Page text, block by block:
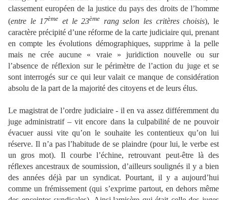
classement européen de la justice du pays des droits de l’homme
(entre le 17ème et le 23ème rang selon les critères choisis), le
caractère précipité d’une réforme de la carte judiciaire qui, prenant
en compte les évolutions démographiques, supprime à la pelle
mais ne crée aucune « vraie » juridiction nouvelle ou sur
l’absence de réflexion sur le périmètre de l’action du juge et se
sont interrogés sur ce qui leur valait ce manque de considération
absolu de la part de la majorité des citoyens et de leurs élus.
Le magistrat de l’ordre judiciaire - il en va assez différemment du
juge administratif – vit encore dans la culpabilité de ne pouvoir
évacuer aussi vite qu’on le souhaite les contentieux qu’on lui
réserve. Il n’a pas l’habitude de se plaindre (pour lui, le verbe est
un gros mot). Il courbe l’échine, retrouvant peut-être là des
réflexes ancestraux de soumission, d’ailleurs soulignés il y a bien
des années déjà par un syndicat. Pourtant, il y a aujourd’hui
comme un frémissement (qui s’exprime partout, en dehors même